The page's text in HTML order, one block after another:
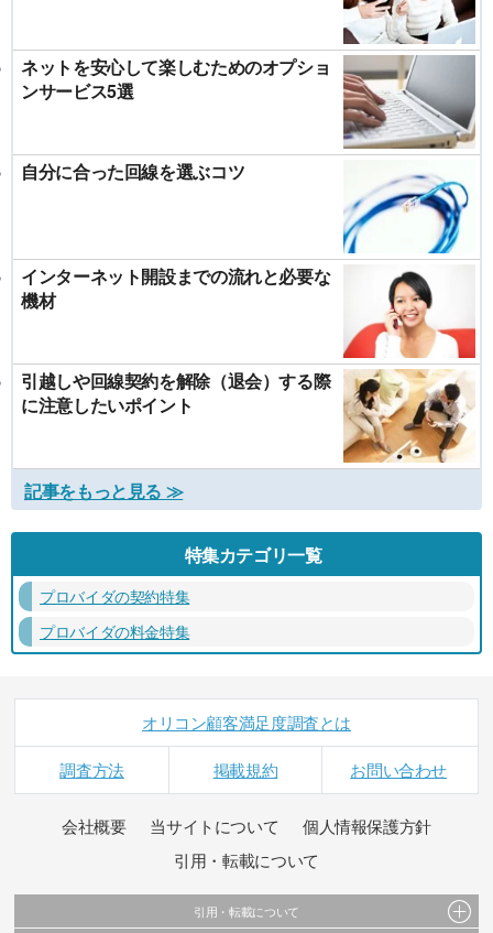
ネットを安心して楽しむためのオプショ
ンサービス5選
自分に合った回線を選ぶコツ
インターネット開設までの流れと必要な
機材
引越しや回線契約を解除（退会）する際
に注意したいポイント
記事をもっと見る ≫
特集カテゴリ一覧
プロバイダの契約特集
プロバイダの料金特集
オリコン顧客満足度調査とは
調査方法 掲載規約 お問い合わせ
会社概要 当サイトについて
個人情報保護方針
引用・転載について
引用・転載について